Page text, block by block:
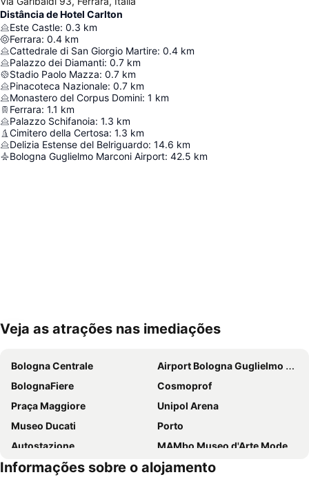
Distância de Hotel Carlton
Este Castle: 0.3 km
Ferrara: 0.4 km
Cattedrale di San Giorgio Martire: 0.4 km
Palazzo dei Diamanti: 0.7 km
Stadio Paolo Mazza: 0.7 km
Pinacoteca Nazionale: 0.7 km
Monastero del Corpus Domini: 1 km
Ferrara: 1.1 km
Palazzo Schifanoia: 1.3 km
Cimitero della Certosa: 1.3 km
Delizia Estense del Belriguardo: 14.6 km
Bologna Guglielmo Marconi Airport: 42.5 km
Ampliar mapa
Veja as atrações nas imediações
Bologna Centrale
Airport Bologna Guglielmo Marconi
BolognaFiere
Cosmoprof
Praça Maggiore
Unipol Arena
Museo Ducati
Porto
Autostazione
MAMbo Museo d'Arte Moderna di Bologna
Fontana del Nettuno
Saragozza
Informações sobre o alojamento